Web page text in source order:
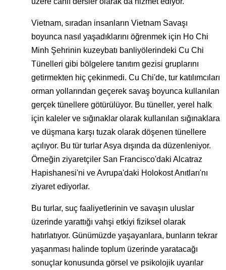
Vietnam, sıradan insanların Vietnam Savaşı
boyunca nasıl yaşadıklarını öğrenmek için Ho Chi
Minh Şehrinin kuzeybatı banliyölerindeki Cu Chi
Tünelleri gibi bölgelere tanıtım gezisi gruplarını
getirmekten hiç çekinmedi. Cu Chi'de, tur katılımcıları
orman yollarından geçerek savaş boyunca kullanılan
gerçek tünellere götürülüyor. Bu tüneller, yerel halk
için kaleler ve sığınaklar olarak kullanılan sığınaklara
ve düşmana karşı tuzak olarak döşenen tünellere
açılıyor. Bu tür turlar Asya dışında da düzenleniyor.
Örneğin ziyaretçiler San Francisco'daki Alcatraz
Hapishanesi'ni ve Avrupa'daki Holokost Anıtları'nı
ziyaret ediyorlar.
Bu turlar, suç faaliyetlerinin ve savaşın uluslar
üzerinde yarattığı vahşi etkiyi fiziksel olarak
hatırlatıyor. Günümüzde yaşayanlara, bunların tekrar
yaşanması halinde toplum üzerinde yaratacağı
sonuçlar konusunda görsel ve psikolojik uyarılar